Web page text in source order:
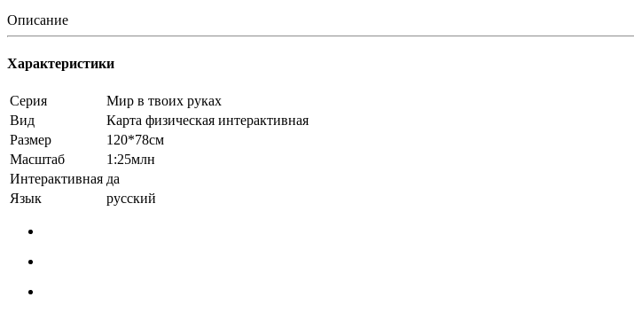
Описание
Характеристики
Серия
Мир в твоих руках
Вид
Карта физическая интерактивная
Размер
120*78см
Масштаб
1:25млн
Интерактивная да
Язык
русский